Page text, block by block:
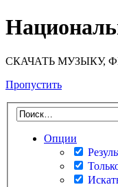
СКАЧАТЬ МУЗЫКУ,
Пропустить
Опции